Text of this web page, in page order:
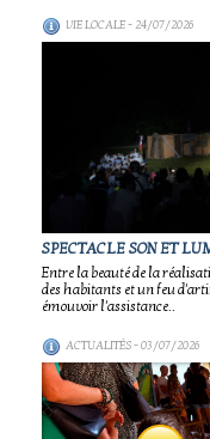
VIE LOCALE- 24/07/2026
SPECTACLE SON ET
Entre la beauté de la
des habitants et un feu
émouvoir l'assistance..
ACTUALITÉS- 03/07/2026